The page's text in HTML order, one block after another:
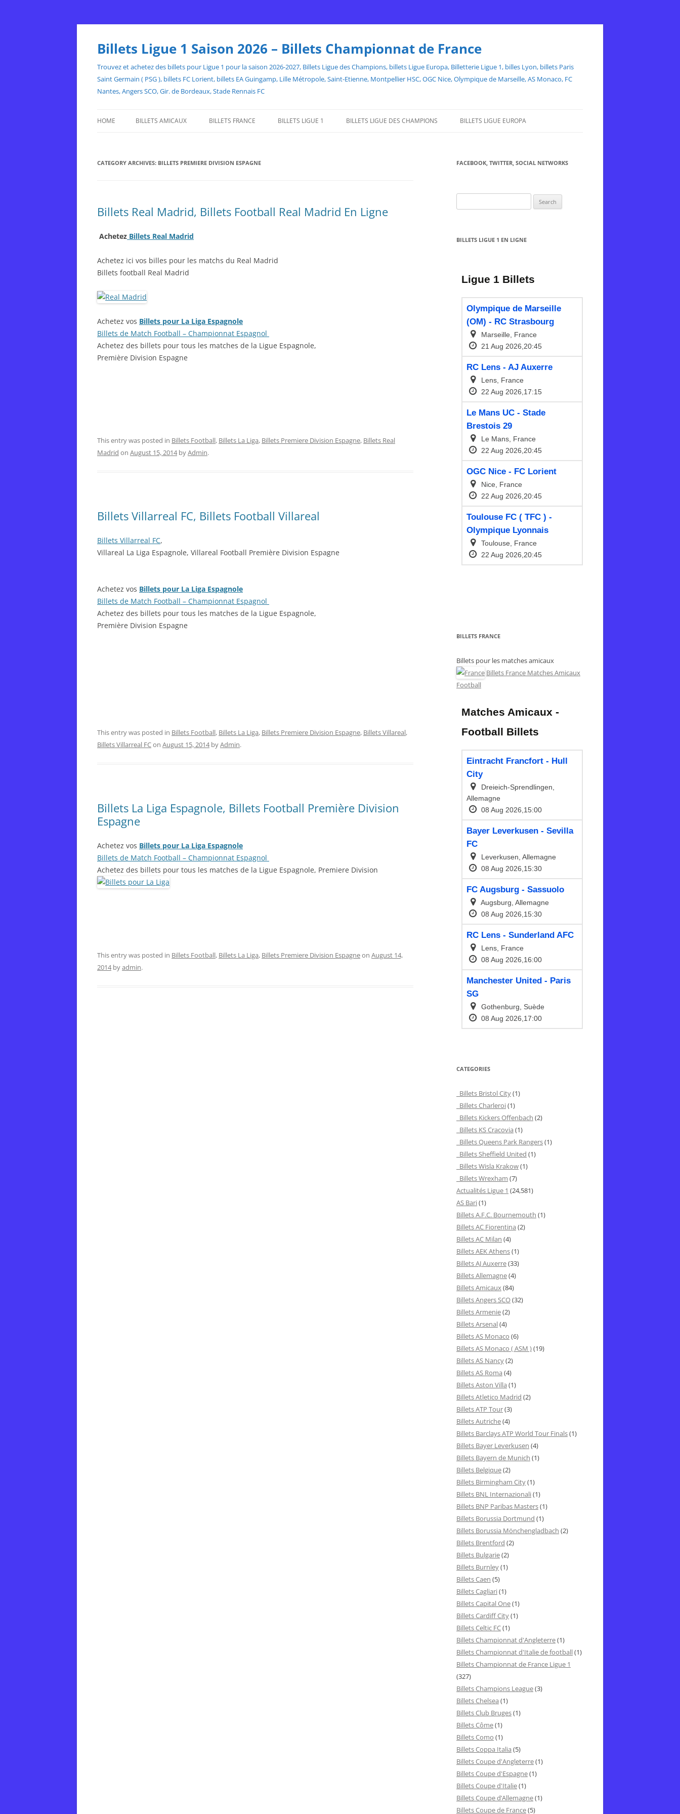
Skip
content
Billets Ligue 1 Saison 2026 – Billets Championnat de France
Trouvez et achetez des billets pour Ligue 1 pour la saison 2026-2027, Billets Ligue des Champions, billets Ligue Europa, Billetterie Ligue 1, billes Lyon, billets Paris
Saint Germain ( PSG ), billets FC Lorient, billets EA Guingamp, Lille Métropole, Saint-Etienne, Montpellier HSC, OGC Nice, Olympique de Marseille, AS Monaco, FC
Nantes, Angers SCO, Gir. de Bordeaux, Stade Rennais FC
HOME BILLETS AMICAUX BILLETS FRANCE BILLETS LIGUE 1 BILLETS LIGUE DES CHAMPIONS BILLETS LIGUE EUROPA
CATEGORY ARCHIVES: BILLETS PREMIERE DIVISION ESPAGNE
Billets Real Madrid, Billets Football Real Madrid En Ligne
Achetez Billets Real Madrid
Achetez ici vos billes pour les matchs du Real Madrid
Billets football Real Madrid
Achetez vos Billets pour La Liga Espagnole
Billets de Match Football – Championnat Espagnol
Achetez des billets pour tous les matches de la Ligue Espagnole,
Première Division Espagne
This entry was posted in Billets Football, Billets La Liga, Billets Premiere Division Espagne, Billets Real
Madrid on August 15, 2014byAdmin.
Billets Villarreal FC, Billets Football Villareal
Billets Villarreal FC,
Villareal La Liga Espagnole, Villareal Football Première Division Espagne
Achetez vos Billets pour La Liga Espagnole
Billets de Match Football – Championnat Espagnol
Achetez des billets pour tous les matches de la Ligue Espagnole,
Première Division Espagne
This entry was posted in Billets Football, Billets La Liga, Billets Premiere Division Espagne, Billets Villareal,
Billets Villarreal FCon August 15, 2014byAdmin.
Billets La Liga Espagnole, Billets Football Première Division
Espagne
Achetez vos Billets pour La Liga Espagnole
Billets de Match Football – Championnat Espagnol
Achetez des billets pour tous les matches de la Ligue Espagnole, Premiere Division
This entry was posted in Billets Football, Billets La Liga, Billets Premiere Division Espagneon August 14,
2014byadmin.
FACEBOOK, TWITTER, SOCIAL NETWORKS
for:
BILLETS LIGUE 1 EN LIGNE
BILLETS FRANCE
Billets pour les matches amicaux
Billets France Matches Amicaux
Football
CATEGORIES
Billets Bristol City(1)
Billets Charleroi(1)
Billets Kickers Offenbach (2)
Billets KS Cracovia (1)
Billets Queens Park Rangers(1)
Billets Sheffield United (1)
Billets Wisla Krakow(1)
Billets Wrexham (7)
Actualités Ligue 1 (24,581)
AS Bari(1)
Billets A.F.C. Bournemouth (1)
Billets AC Fiorentina (2)
Billets AC Milan (4)
Billets AEK Athens(1)
Billets AJ Auxerre(33)
Billets Allemagne(4)
Billets Amicaux(84)
Billets Angers SCO(32)
Billets Armenie(2)
Billets Arsenal(4)
Billets AS Monaco (6)
Billets AS Monaco ( ASM )(19)
Billets AS Nancy(2)
Billets AS Roma (4)
Billets Aston Villa (1)
Billets Atletico Madrid (2)
Billets ATP Tour(3)
Billets Autriche(4)
Billets Barclays ATP World Tour Finals(1)
Billets Bayer Leverkusen (4)
Billets Bayern de Munich (1)
Billets Belgique(2)
Billets Birmingham City(1)
Billets BNL Internazionali(1)
Billets BNP Paribas Masters(1)
Billets Borussia Dortmund (1)
Billets Borussia Mönchengladbach (2)
Billets Brentford (2)
Billets Bulgarie(2)
Billets Burnley(1)
Billets Caen (5)
Billets Cagliari(1)
Billets Capital One(1)
Billets Cardiff City(1)
Billets Celtic FC(1)
Billets Championnat d'Angleterre(1)
Billets Championnat d'Italie de football(1)
Billets Championnat de France Ligue 1
(327)
Billets Champions League(3)
Billets Chelsea (1)
Billets Club Bruges(1)
Billets Côme(1)
Billets Como (1)
Billets Coppa Italia (5)
Billets Coupe d'Angleterre(1)
Billets Coupe d'Espagne(1)
Billets Coupe d'Italie(1)
Billets Coupe d’Allemagne(1)
Billets Coupe de France(5)